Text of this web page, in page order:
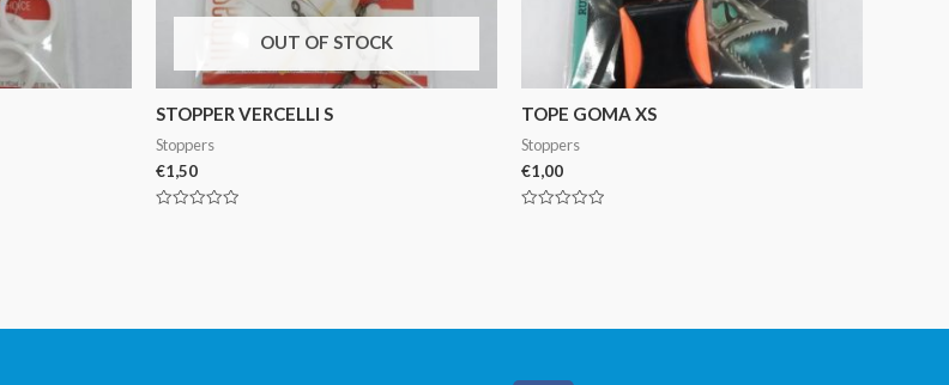
OUT OF STOCK
STOPPER VERCELLI S
Stoppers
€1,50
TOPE GOMA XS
Stoppers
€1,00